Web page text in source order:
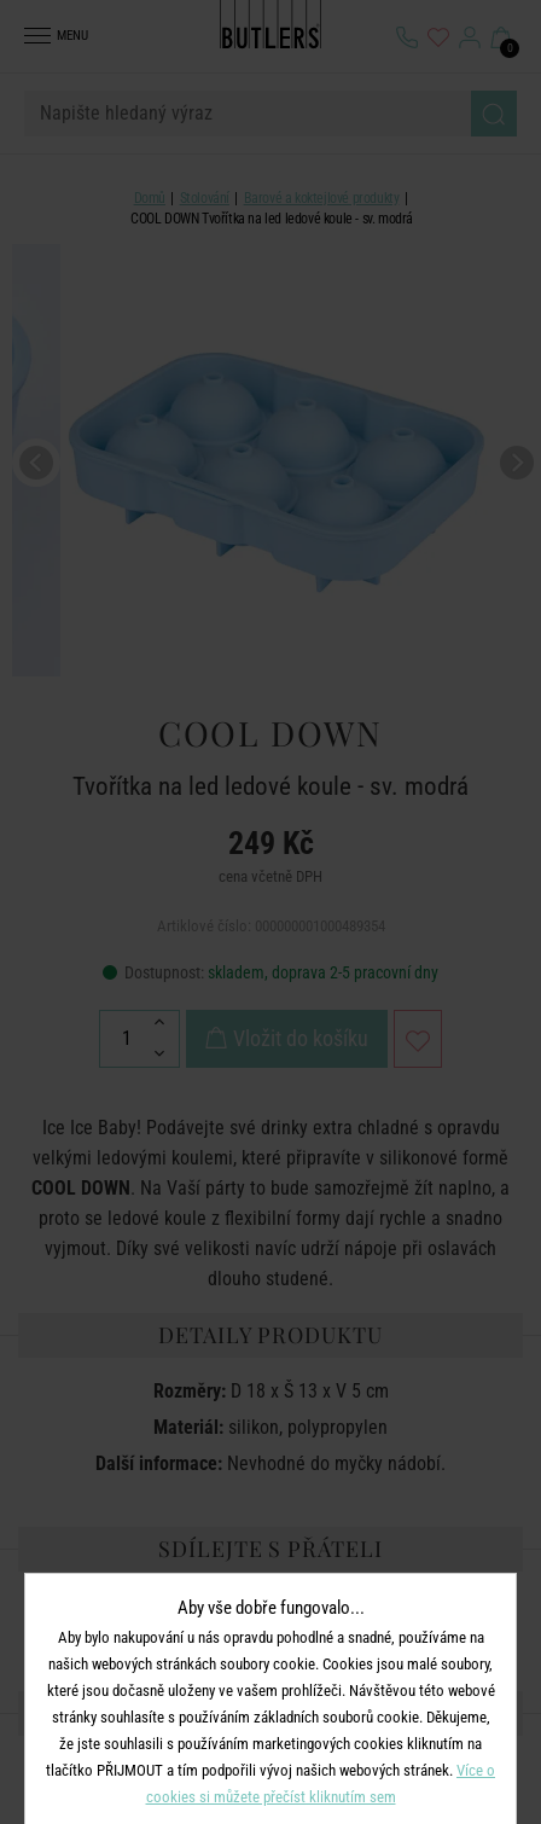
MENU
0
Domů Stolování
Barové a koktejlové produkty
COOL DOWN Tvořítka na led ledové koule - sv. modrá
COOL DOWN
Tvořítka na led ledové koule - sv. modrá
249 Kč
cena včetně DPH
Dostupnost: skladem, doprava 2-5 pracovní dny
Vložit do košíku
Ice Ice Baby! Podávejte své drinky extra chladné s opravdu
velkými ledovými koulemi, které připravíte v silikonové formě
COOL DOWN. Na Vaší párty to bude samozřejmě žít naplno, a
proto se ledové koule z flexibilní formy dají rychle a snadno
vyjmout. Díky své velikosti navíc udrží nápoje při oslavách
dlouho studené.
DETAILY PRODUKTU
Rozměry: D 18 x Š 13 x V 5 cm
Materiál: silikon, polypropylen
Další informace: Nevhodné do myčky nádobí.
SDÍLEJTE S PŘÁTELI
DALŠÍ PRODUKTY ZE SÉRIE
Aby vše dobře fungovalo...
Aby bylo nakupování u nás opravdu pohodlné a snadné, používáme na
našich webových stránkách soubory cookie. Cookies jsou malé soubory,
které jsou dočasně uloženy ve vašem prohlížeči. Návštěvou této webové
stránky souhlasíte s používáním základních souborů cookie. Děkujeme,
že jste souhlasili s používáním marketingových cookies kliknutím na
tlačítko PŘIJMOUT a tím podpořili vývoj našich webových stránek. Více o
cookies si můžete přečíst kliknutím sem